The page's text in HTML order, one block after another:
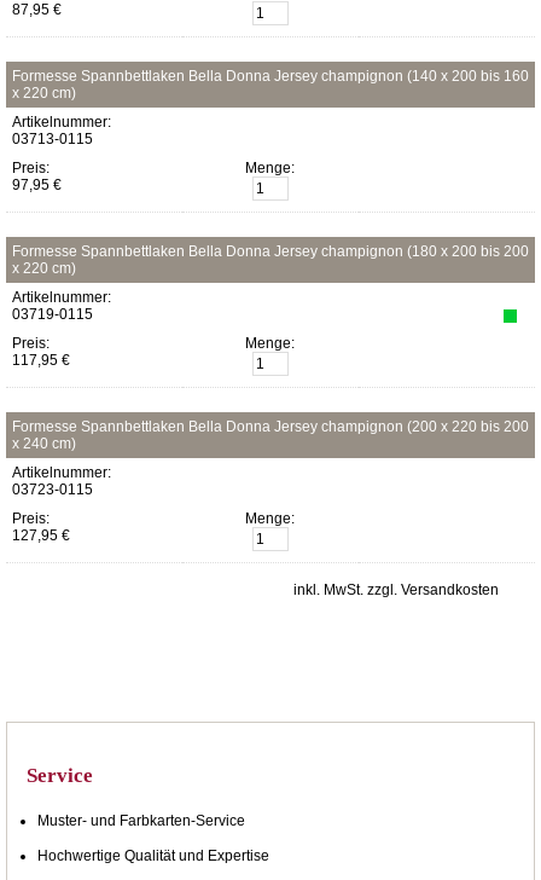
87,95 €
Formesse Spannbettlaken Bella Donna Jersey champignon (140 x 200 bis 160
x 220 cm)
Artikelnummer:
03713-0115
Preis:
97,95 €
Menge:
Formesse Spannbettlaken Bella Donna Jersey champignon (180 x 200 bis 200
x 220 cm)
Artikelnummer:
03719-0115
Preis:
117,95 €
Menge:
Formesse Spannbettlaken Bella Donna Jersey champignon (200 x 220 bis 200
x 240 cm)
Artikelnummer:
03723-0115
Preis:
127,95 €
Menge:
inkl. MwSt. zzgl. Versandkosten
Service
Muster- und Farbkarten-Service
Hochwertige Qualität und Expertise